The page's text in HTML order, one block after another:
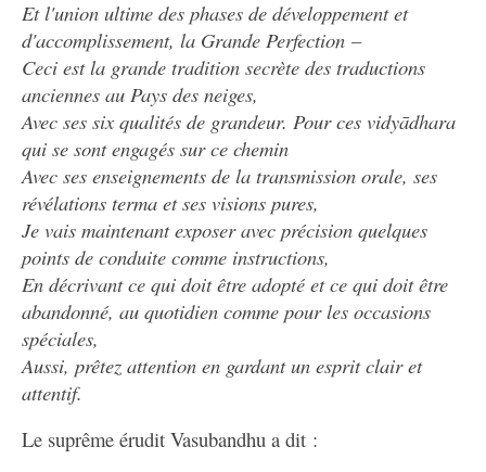
Et l'union ultime des phases de développement et
d'accomplissement, la Grande Perfection –
Ceci est la grande tradition secrète des traductions
anciennes au Pays des neiges,
Avec ses six qualités de grandeur. Pour ces vidyādhara
qui se sont engagés sur ce chemin
Avec ses enseignements de la transmission orale, ses
révélations terma et ses visions pures,
Je vais maintenant exposer avec précision quelques
points de conduite comme instructions,
En décrivant ce qui doit être adopté et ce qui doit être
abandonné, au quotidien comme pour les occasions
spéciales,
Aussi, prêtez attention en gardant un esprit clair et
attentif.
Le suprême érudit Vasubandhu a dit :